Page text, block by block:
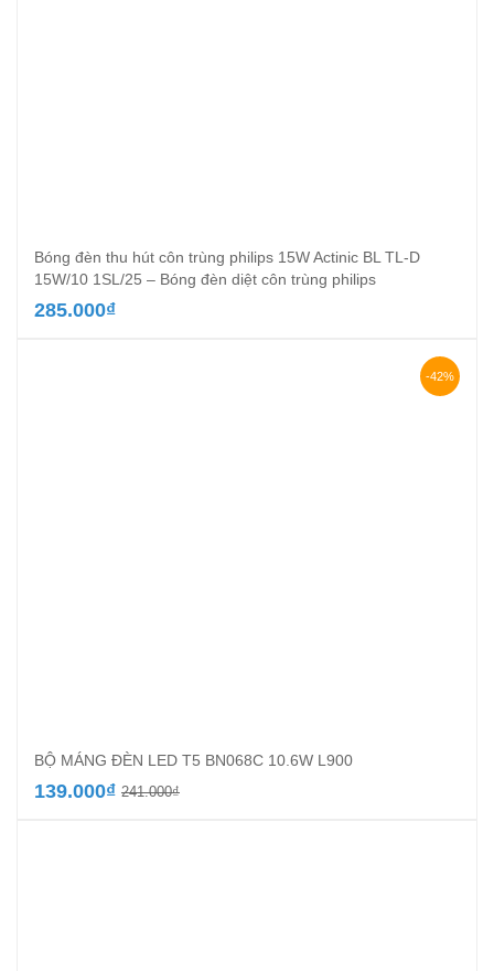
Bóng đèn thu hút côn trùng philips 15W Actinic BL TL-D
15W/10 1SL/25 – Bóng đèn diệt côn trùng philips
285.000₫
-42%
BỘ MÁNG ĐÈN LED T5 BN068C 10.6W L900
241.000₫Giá
139.000₫
Giá